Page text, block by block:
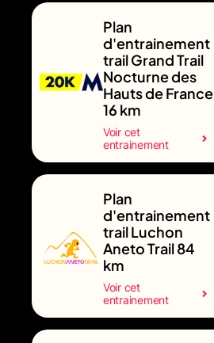
Plan
d'entrainement
trail Grand Trail
Nocturne des
Hauts de France
16 km
Voir cet
entrainement
Plan
d'entrainement
trail Luchon
Aneto Trail 84
km
Voir cet
entrainement